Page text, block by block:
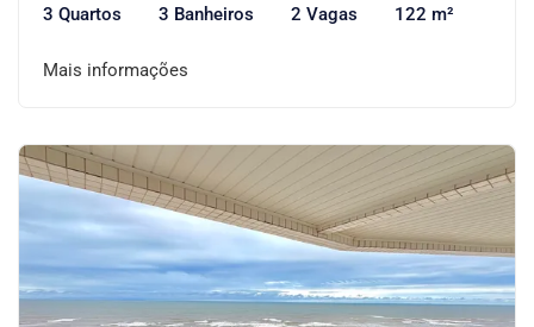
3 Quartos 3 Banheiros 2 Vagas 122 m²
Mais informações